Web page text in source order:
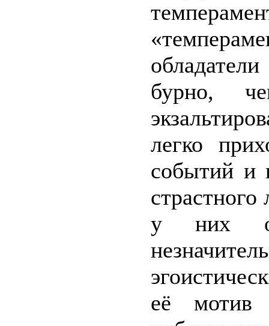
бурно,
легко
событий и
страстного
у них
её мотив